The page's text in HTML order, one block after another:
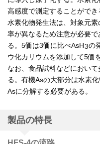
高感度で測定することができ
水素化物発生法は、対象元
率が異なるため注意が必要
る。5価は3価に比べAsH3の
ウ化カリウムを添加して5価
なお、食品試料などにおい
る。有機Asの大部分は水素
Asに分解する必要がある。
製品の特長